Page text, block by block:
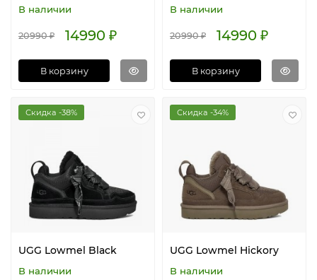
В наличии
20990 ₽ 14990 ₽
В корзину
В наличии
20990 ₽ 14990 ₽
В корзину
Скидка -38%
UGG Lowmel Black
В наличии
Скидка -34%
UGG Lowmel Hickory
В наличии